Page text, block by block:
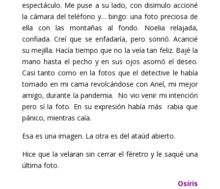
espectáculo. Me puse a su lado, con disimulo accioné
la cámara del teléfono y… bingo: una foto preciosa de
ella con las montañas al fondo. Noelia relajada,
confiada. Creí que se enfadaría, pero sonrió. Acaricié
su mejilla. Hacía tiempo que no la veía tan feliz. Bajé la
mano hasta el pecho y en sus ojos asomó el deseo.
Casi tanto como en la fotos que el detective le había
tomado en mi cama revolcándose con Ariel, mi mejor
amigo, durante la pandemia. No vio venir mi intención
pero sí la foto. En su expresión había más rabia que
pánico, mientras caía.
Esa es una imagen. La otra es del ataúd abierto.
Hice que la velaran sin cerrar el féretro y le saqué una
última foto.
Osiris